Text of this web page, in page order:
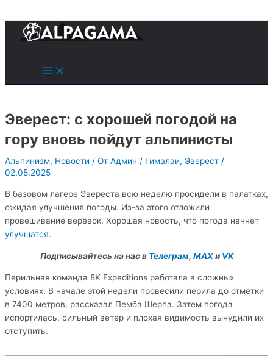
содержимому
Main
Menu
Эверест: с хорошей погодой на
гору вновь пойдут альпинисты
Альпинизм, Новости / От Админ / Гималаи, Эверест /
02.05.2025
В базовом лагере Эвереста всю неделю просидели в палатках,
ожидая улучшения погоды. Из-за этого отложили
провешивание верёвок. Хорошая новость, что погода начнет
улучшатся.
Подписывайтесь на нас в Телеграм, MAXи VK
Перильная команда 8K Expeditions работала в сложных
условиях. В начале этой недели провесили перила до отметки
в 7400 метров, рассказал Пемба Шерпа. Затем погода
испортилась, сильный ветер и плохая видимость вынудили их
отступить.